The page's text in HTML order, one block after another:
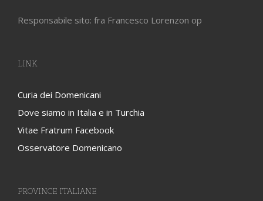
Responsabile sito: fra Francesco Lorenzon op
LINK
Curia dei Domenicani
Dove siamo in Italia e in Turchia
Vitae Fratrum Facebook
Osservatore Domenicano
PROVINCE ITALIANE